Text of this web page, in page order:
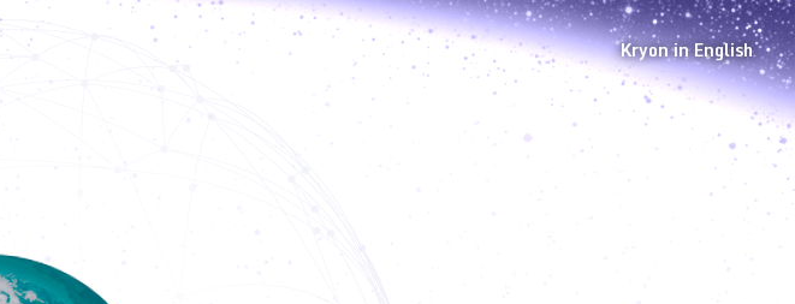
Kryon in English